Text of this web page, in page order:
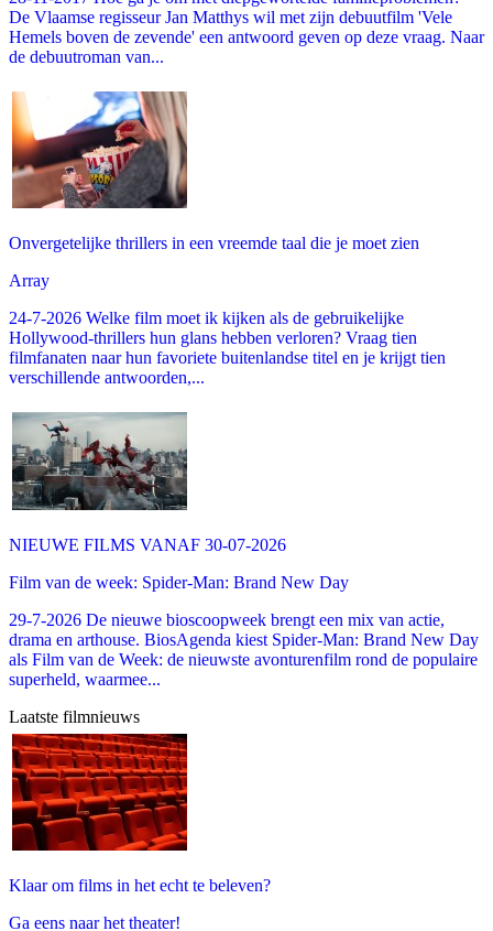
De Vlaamse regisseur Jan Matthys wil met zijn debuutfilm 'Vele
Hemels boven de zevende' een antwoord geven op deze vraag. Naar
de debuutroman van...
Onvergetelijke thrillers in een vreemde taal die je moet zien
Array
24-7-2026 Welke film moet ik kijken als de gebruikelijke
Hollywood-thrillers hun glans hebben verloren? Vraag tien
filmfanaten naar hun favoriete buitenlandse titel en je krijgt tien
verschillende antwoorden,...
NIEUWE FILMS VANAF 30-07-2026
Film van de week: Spider-Man: Brand New Day
29-7-2026 De nieuwe bioscoopweek brengt een mix van actie,
drama en arthouse. BiosAgenda kiest Spider-Man: Brand New Day
als Film van de Week: de nieuwste avonturenfilm rond de populaire
superheld, waarmee...
Laatste filmnieuws
Klaar om films in het echt te beleven?
Ga eens naar het theater!